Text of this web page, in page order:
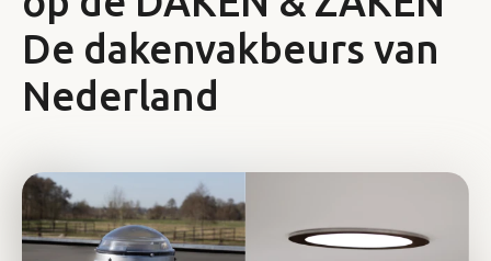
De dakenvakbeurs van
Nederland